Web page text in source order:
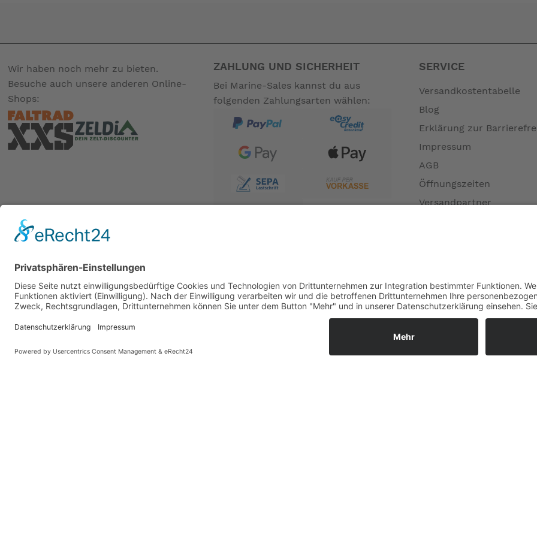
Wir haben noch mehr zu bieten.
Besuche auch unsere anderen Online-
Shops:
BESUCHE UNS AUCH BEI:
PARTNER
ZAHLUNG UND SICHERHEIT
Bei Marine-Sales kannst du aus
folgenden Zahlungsarten wählen:
SERVICE
Versandkostentabelle
Blog
Erklärung zur
Impressum
AGB
Öffnungszeiten
Versandpartner
Widerrufsrecht MS
Widerrufsrecht bei
Widerrufsrecht bei